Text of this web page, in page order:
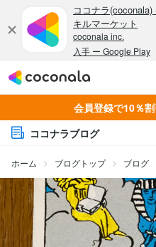
会員登録で10％
ココナラブログ
ホーム ブログトップ ブログ